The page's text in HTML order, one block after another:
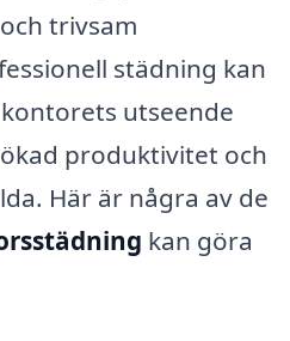
trivsam
städning kan
utseende
produktivitet och
Här är några av de
kan göra